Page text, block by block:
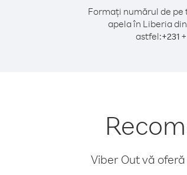
Formați numărul de pe
apela în Liberia
astfel:+231 +
Viber Out vă